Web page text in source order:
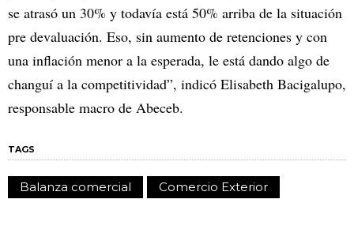
se atrasó un 30% y todavía está 50% arriba de la situación
pre devaluación. Eso, sin aumento de retenciones y con
una inflación menor a la esperada, le está dando algo de
changuí a la competitividad”, indicó Elisabeth Bacigalupo,
responsable macro de Abeceb.
TAGS
Balanza comercial Comercio Exterior